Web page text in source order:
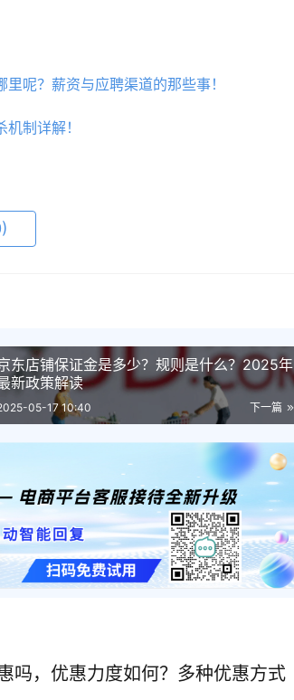
呢？薪资与应聘渠道的那些事！
制详解！
东店铺保证金是多少？规则是什么？2025年
新政策解读
下一篇
05-17 10:40
吗，优惠力度如何？多种优惠方式